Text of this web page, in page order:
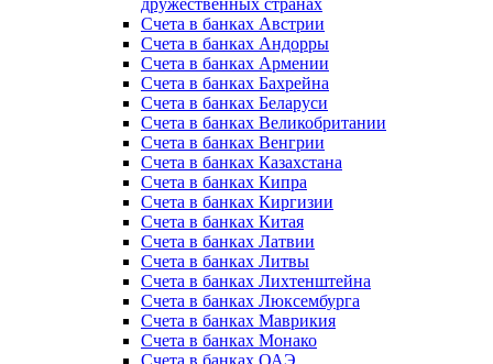
дружественных странах
Счета в банках Австрии
Счета в банках Андорры
Счета в банках Армении
Счета в банках Бахрейна
Счета в банках Беларуси
Счета в банках Великобритании
Счета в банках Венгрии
Счета в банках Казахстана
Счета в банках Кипра
Счета в банках Киргизии
Счета в банках Китая
Счета в банках Латвии
Счета в банках Литвы
Счета в банках Лихтенштейна
Счета в банках Люксембурга
Счета в банках Маврикия
Счета в банках Монако
Счета в банках ОАЭ